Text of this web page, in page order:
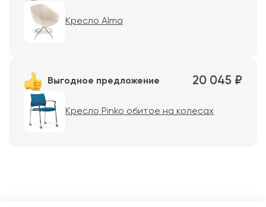
Кресло Alma
Выгодное предложение 20 045 ₽
Кресло Pinko обитое на колесах